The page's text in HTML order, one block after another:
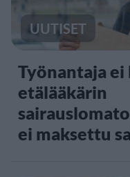
UUTISET
Työnantaja
etälääkärin
ei maksettu